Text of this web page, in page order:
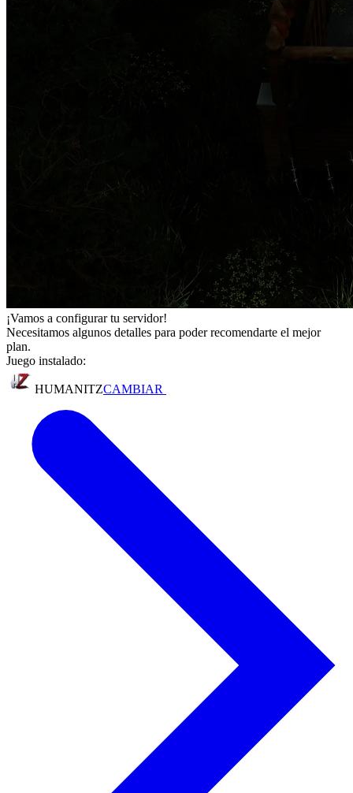
¡Vamos a configurar tu servidor!
Necesitamos algunos detalles para poder recomendarte el mejor
plan.
Juego instalado:
HUMANITZCAMBIAR